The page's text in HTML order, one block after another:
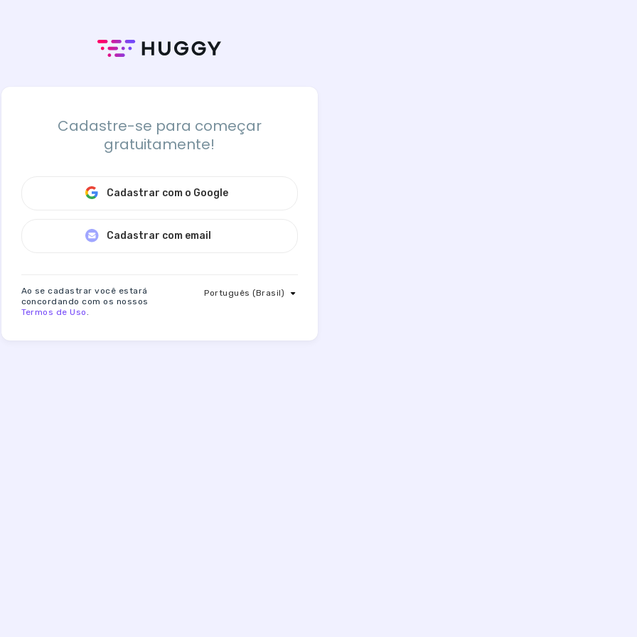
Cadastre-se para começar
gratuitamente!
Cadastrar com o Google
Cadastrar com email
Ao se cadastrar você estará
concordando com os nossos
Termos de Uso.
Português (Brasil)